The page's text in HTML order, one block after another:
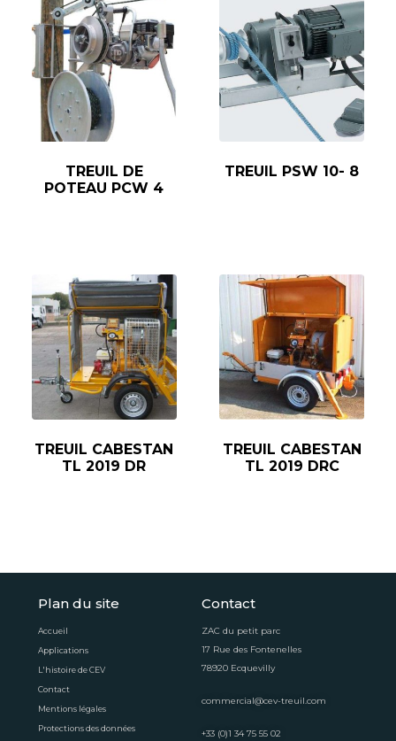
TREUIL DE
POTEAU PCW 4
TREUIL PSW 10- 8
TREUIL CABESTAN
TL 2019 DR
TREUIL CABESTAN
TL 2019 DRC
Plan du site
Accueil
Applications
L'histoire de CEV
Contact
Mentions légales
Protections des données
Contact
ZAC du petit parc
17 Rue des Fontenelles
78920 Ecquevilly
commercial@cev-treuil.com
+33 (0)1 34 75 55 02